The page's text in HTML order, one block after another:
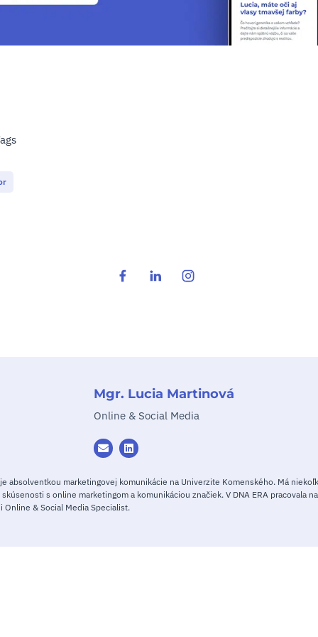
Mgr. Lucia Martinová
Online & Social Media
absolventkou marketingovej komunikácie na Univerzite Komenského. Má
skúsenosti s online marketingom a komunikáciou značiek. V DNA ERA pracovala na
Online & Social Media Specialist.